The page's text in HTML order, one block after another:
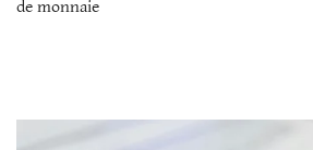
de monnaie